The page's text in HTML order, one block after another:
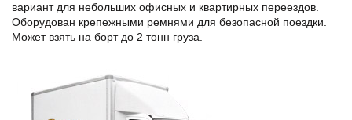
вариант для небольших офисных и квартирных переездов.
Оборудован крепежными ремнями для безопасной поездки.
Может взять на борт до 2 тонн груза.